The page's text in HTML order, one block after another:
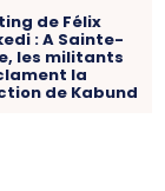
de Félix
: A Sainte-
les militants
la
de Kabund